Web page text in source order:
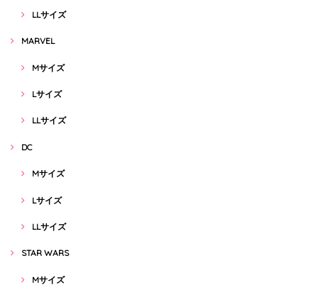
LLサイズ
MARVEL
Mサイズ
Lサイズ
LLサイズ
DC
Mサイズ
Lサイズ
LLサイズ
STAR WARS
Mサイズ